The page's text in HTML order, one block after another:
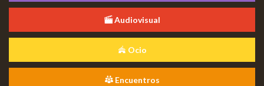
Audiovisual
Ocio
Encuentros